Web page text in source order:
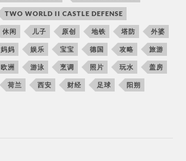
TWO WORLD II CASTLE DEFENSE
休闲 儿子 原创 地铁 塔防 外婆
妈妈 娱乐 宝宝 德国 攻略 旅游
欧洲 游泳 烹调 照片 玩水 盖房
荷兰 西安 财经 足球 阳朔